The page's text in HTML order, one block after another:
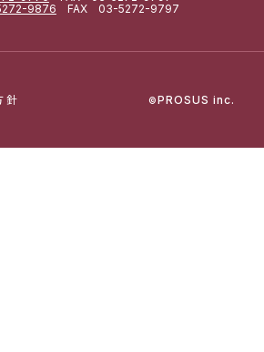
9876 FAX 03-5272-9797
針 ©PROSUS inc.